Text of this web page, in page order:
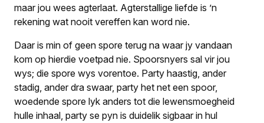
maar jou wees agterlaat. Agterstallige liefde is ’n
rekening wat nooit vereffen kan word nie.
Daar is min of geen spore terug na waar jy vandaan
kom op hierdie voetpad nie. Spoorsnyers sal vir jou
wys; die spore wys vorentoe. Party haastig, ander
stadig, ander dra swaar, party het net een spoor,
woedende spore lyk anders tot die lewensmoegheid
hulle inhaal, party se pyn is duidelik sigbaar in hul